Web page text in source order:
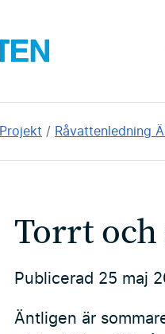
Projekt Råvattenledning
Torrt
Publicerad 25 maj
Äntligen är